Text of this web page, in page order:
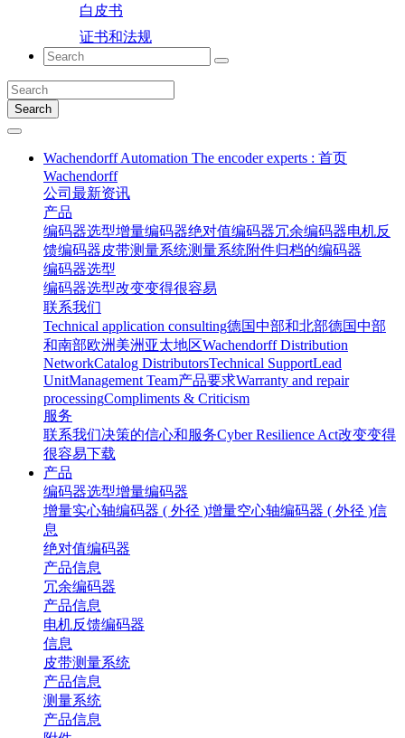
白皮书
证书和法规
Search
Wachendorff Automation The encoder experts : 首页
Wachendorff
公司 最新资讯
产品
编码器选型增量编码器绝对值编码器冗余编码器电机反
馈编码器皮带测量系统测量系统附件归档的编码器
编码器选型
编码器选型改变变得很容易
联系我们
Technical application consulting德国中部和北部德国中部
和南部欧洲 美洲 亚太地区Wachendorff Distribution
NetworkCatalog DistributorsTechnical SupportLead
UnitManagement Team产品要求Warranty and repair
processingCompliments & Criticism
服务
联系我们决策的信心和服务Cyber Resilience Act改变变得
很容易下载
产品
编码器选型增量编码器
增量实心轴编码器 ( 外径 )增量空心轴编码器 ( 外径 )信
息
绝对值编码器
产品信息
冗余编码器
产品信息
电机反馈编码器
信息
皮带测量系统
产品信息
测量系统
产品信息